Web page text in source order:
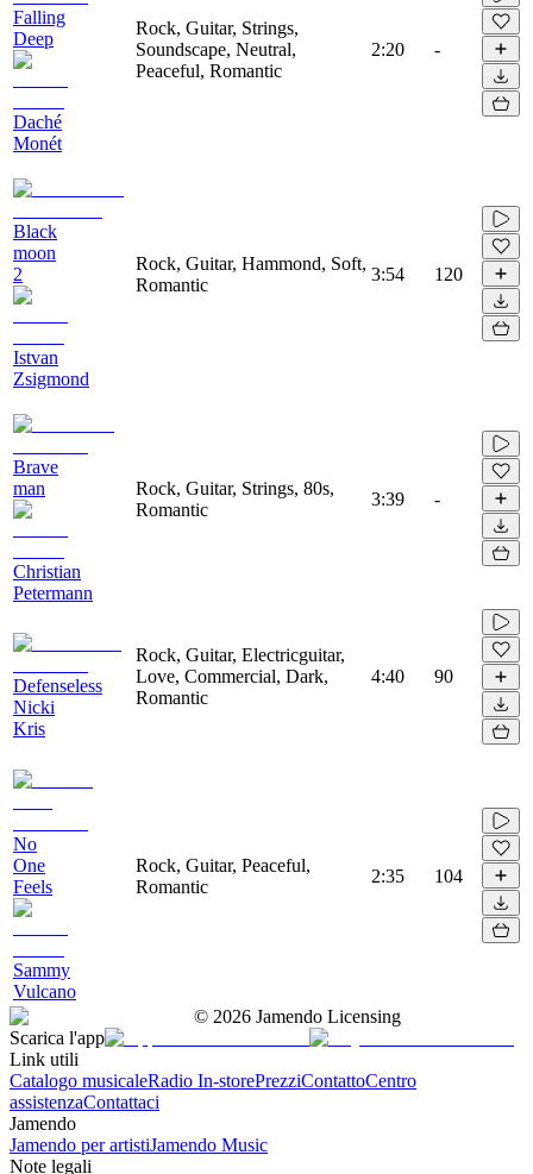
Falling
Deep
Daché
Monét
Rock, Guitar, Strings,
Soundscape, Neutral,
Peaceful, Romantic
2:20 -
Black
moon
2
Istvan
Zsigmond
Rock, Guitar, Hammond, Soft,
Romantic
3:54 120
Brave
man
Christian
Petermann
Rock, Guitar, Strings, 80s,
Romantic
3:39 -
Defenseless
Nicki
Kris
Rock, Guitar, Electricguitar,
Love, Commercial, Dark,
Romantic
4:40 90
No
One
Feels
Sammy
Vulcano
Rock, Guitar, Peaceful,
Romantic
2:35 104
© 2026 Jamendo Licensing
Scarica l'app
Link utili
Catalogo musicaleRadio In-storePrezziContattoCentro
assistenzaContattaci
Jamendo
Jamendo per artistiJamendo Music
Note legali